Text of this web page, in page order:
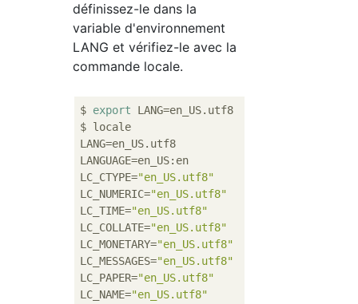
définissez-le dans la
variable d'environnement
LANG et vérifiez-le avec la
commande locale.
$ export LANG=en_US.utf8
$ locale
LANG=en_US.utf8
LANGUAGE=en_US:en
LC_CTYPE="en_US.utf8"
LC_NUMERIC="en_US.utf8"
LC_TIME="en_US.utf8"
LC_COLLATE="en_US.utf8"
LC_MONETARY="en_US.utf8"
LC_MESSAGES="en_US.utf8"
LC_PAPER="en_US.utf8"
LC_NAME="en_US.utf8"